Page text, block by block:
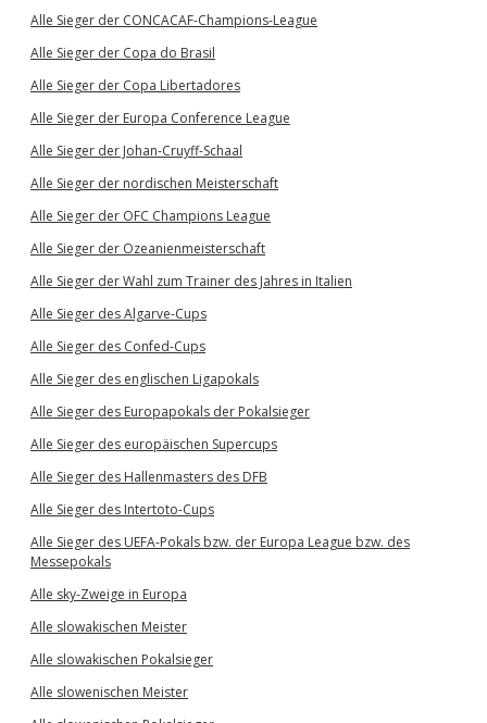
Alle Sieger der CONCACAF-Champions-League
Alle Sieger der Copa do Brasil
Alle Sieger der Copa Libertadores
Alle Sieger der Europa Conference League
Alle Sieger der Johan-Cruyff-Schaal
Alle Sieger der nordischen Meisterschaft
Alle Sieger der OFC Champions League
Alle Sieger der Ozeanienmeisterschaft
Alle Sieger der Wahl zum Trainer des Jahres in Italien
Alle Sieger des Algarve-Cups
Alle Sieger des Confed-Cups
Alle Sieger des englischen Ligapokals
Alle Sieger des Europapokals der Pokalsieger
Alle Sieger des europäischen Supercups
Alle Sieger des Hallenmasters des DFB
Alle Sieger des Intertoto-Cups
Alle Sieger des UEFA-Pokals bzw. der Europa League bzw. des
Messepokals
Alle sky-Zweige in Europa
Alle slowakischen Meister
Alle slowakischen Pokalsieger
Alle slowenischen Meister